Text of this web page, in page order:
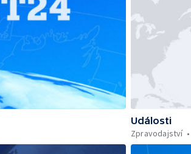
Události
Zpravodajství